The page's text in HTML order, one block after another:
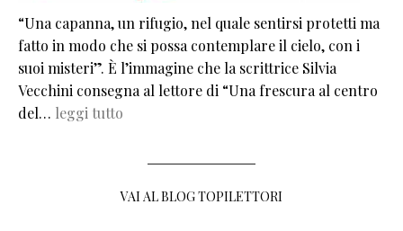
“Una capanna, un rifugio, nel quale sentirsi protetti ma
fatto in modo che si possa contemplare il cielo, con i
suoi misteri”. È l’immagine che la scrittrice Silvia
Vecchini consegna al lettore di “Una frescura al centro
del… leggi tutto
VAI AL BLOG TOPILETTORI